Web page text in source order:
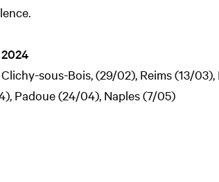
sous-Bois, (29/02), Reims (13/
Padoue (24/04), Naples (7/05)